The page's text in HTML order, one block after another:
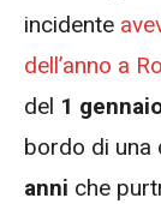
incidente
dell’anno a
del 1
bordo di una
anni che